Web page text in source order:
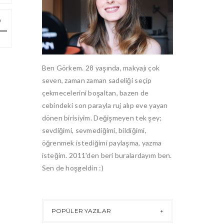
Ben Görkem. 28 yaşında, makyajı çok
seven, zaman zaman sadeliği seçip
çekmecelerini boşaltan, bazen de
cebindeki son parayla ruj alıp eve yayan
dönen birisiyim. Değişmeyen tek şey;
sevdiğimi, sevmediğimi, bildiğimi,
öğrenmek istediğimi paylaşma, yazma
isteğim. 2011'den beri buralardayım ben.
Sen de hoşgeldin :)
POPÜLER YAZILAR